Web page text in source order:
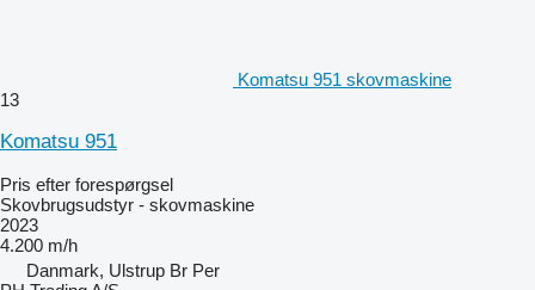
Komatsu 951 skovmaskine
13
Komatsu 951
Pris efter forespørgsel
Skovbrugsudstyr - skovmaskine
2023
4.200 m/h
Danmark, Ulstrup Br Per